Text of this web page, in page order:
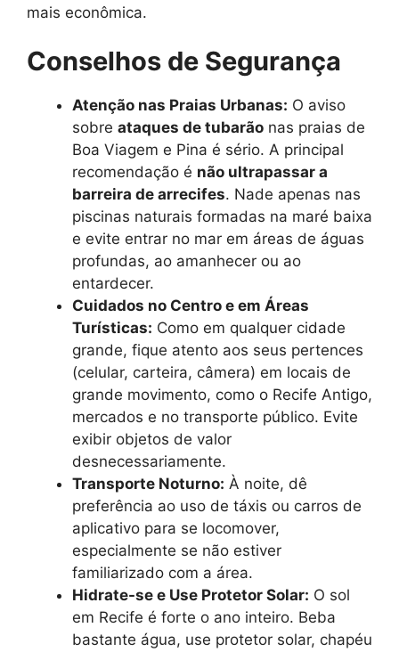
mais econômica.
Conselhos de Segurança
Atenção nas Praias Urbanas: O aviso
sobre ataques de tubarão nas praias de
Boa Viagem e Pina é sério. A principal
recomendação é não ultrapassar a
barreira de arrecifes. Nade apenas nas
piscinas naturais formadas na maré baixa
e evite entrar no mar em áreas de águas
profundas, ao amanhecer ou ao
entardecer.
Cuidados no Centro e em Áreas
Turísticas: Como em qualquer cidade
grande, fique atento aos seus pertences
(celular, carteira, câmera) em locais de
grande movimento, como o Recife Antigo,
mercados e no transporte público. Evite
exibir objetos de valor
desnecessariamente.
Transporte Noturno: À noite, dê
preferência ao uso de táxis ou carros de
aplicativo para se locomover,
especialmente se não estiver
familiarizado com a área.
Hidrate-se e Use Protetor Solar: O sol
em Recife é forte o ano inteiro. Beba
bastante água, use protetor solar, chapéu